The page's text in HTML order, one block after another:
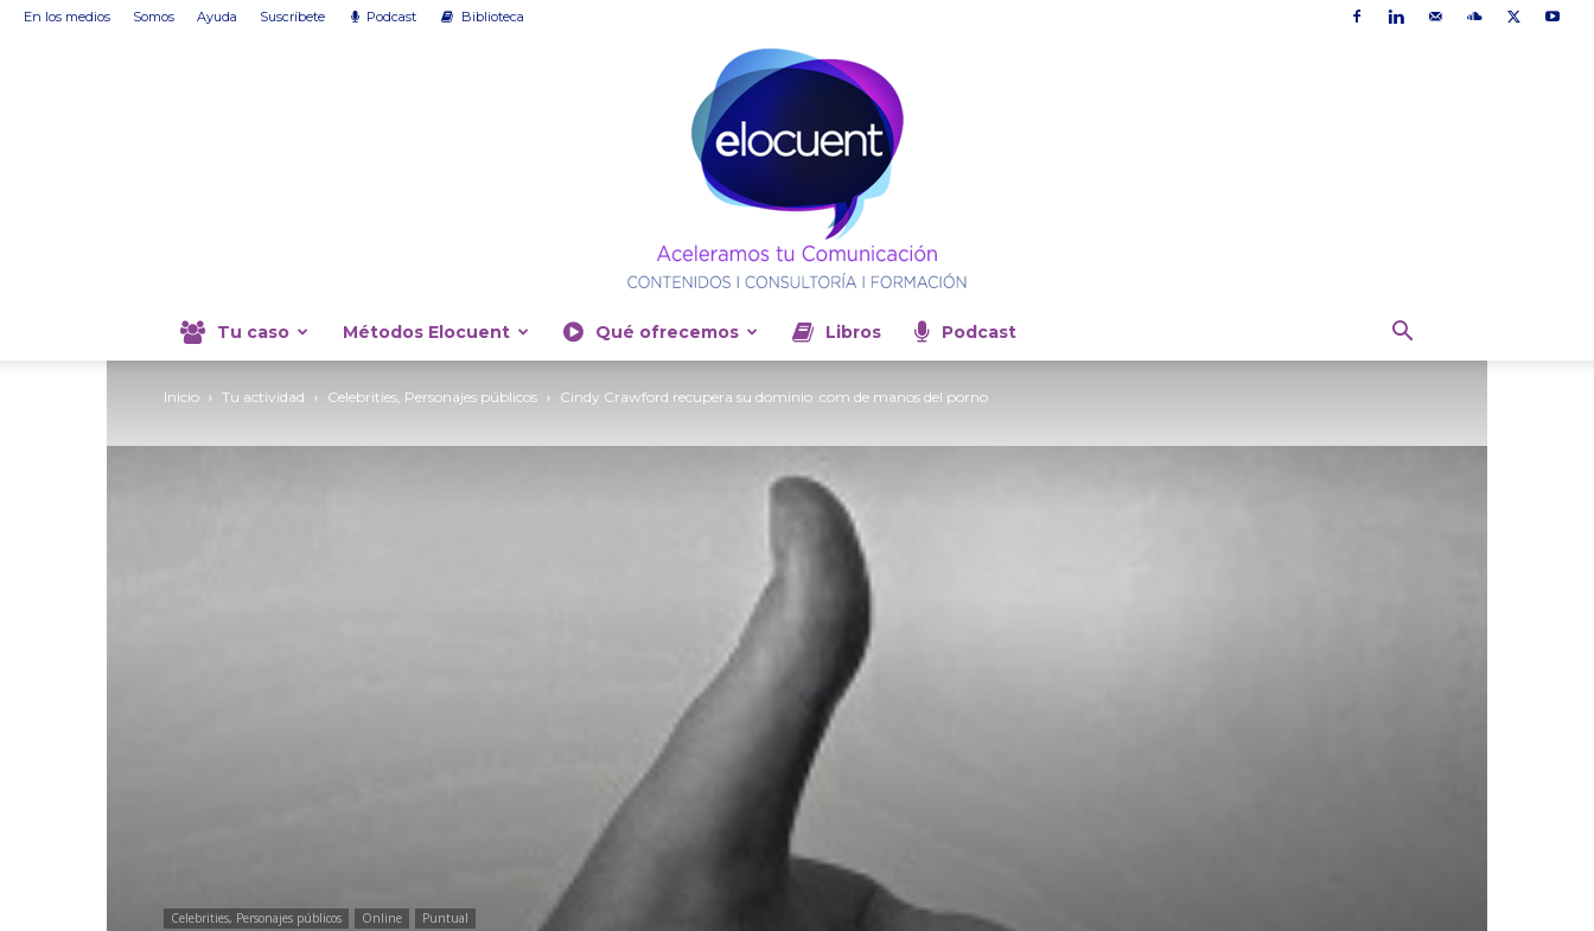
En los medios Somos Ayuda Suscríbete Podcast Biblioteca
Comunicación
Tu caso Métodos Elocuent Qué ofrecemos Libros Podcast
Inicio Tu actividad Celebrities, Personajes públicos Cindy Crawford recupera su dominio .com de manos del porno
Celebrities, Personajes públicos Online Puntual